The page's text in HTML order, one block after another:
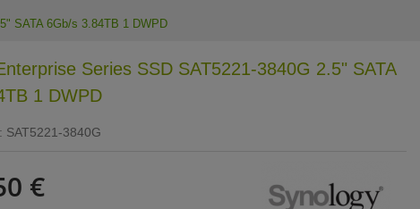
SATA 6Gb/s 3.84TB 1 DWPD
Series SSD SAT5221-3840G 2.5" SATA
1 DWPD
SAT5221-3840G
€